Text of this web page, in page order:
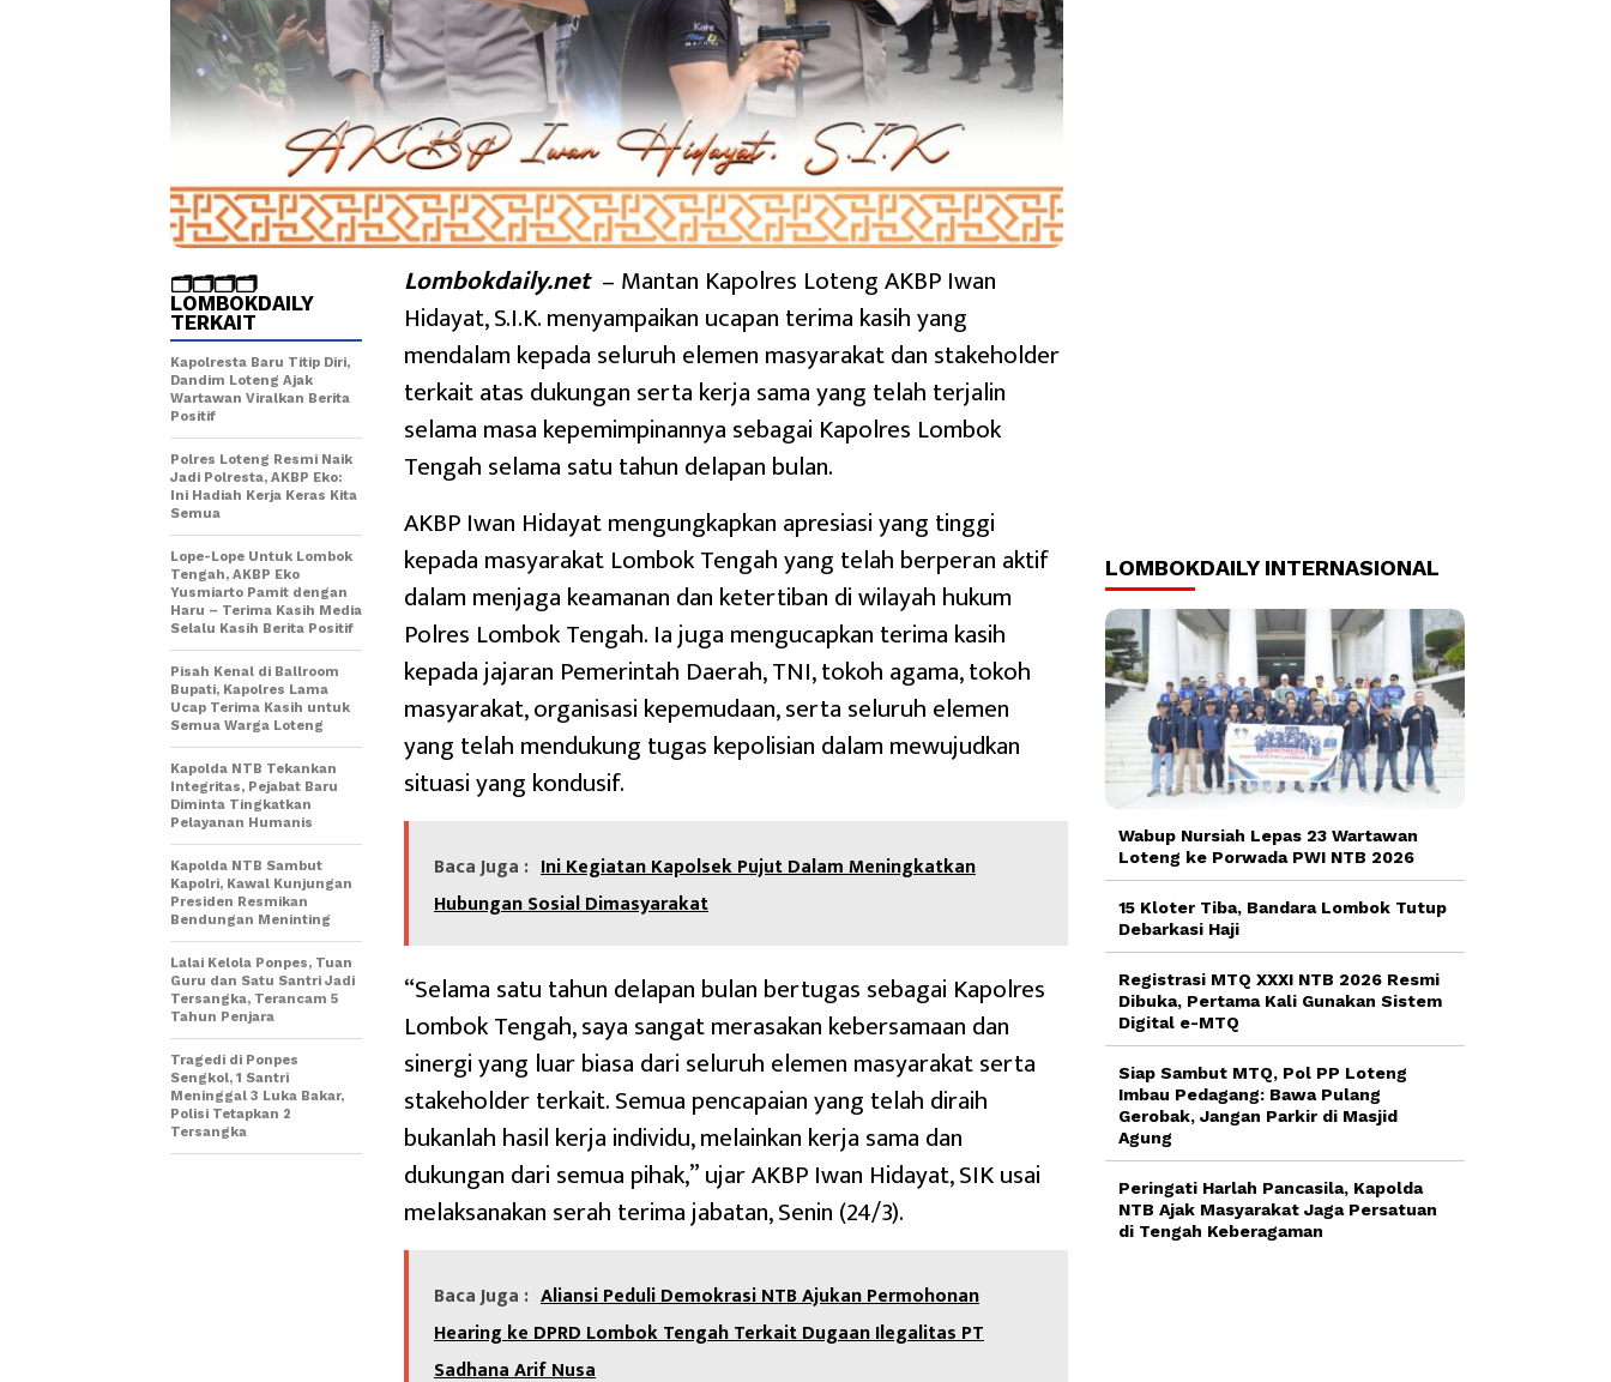
Lombokdaily.net– Mantan Kapolres Loteng AKBP Iwan
Hidayat, S.I.K. menyampaikan ucapan terima kasih yang
mendalam kepada seluruh elemen masyarakat dan stakeholder
terkait atas dukungan serta kerja sama yang telah terjalin
selama masa kepemimpinannya sebagai Kapolres Lombok
Tengah selama satu tahun delapan bulan.
AKBP Iwan Hidayat mengungkapkan apresiasi yang tinggi
kepada masyarakat Lombok Tengah yang telah berperan aktif
dalam menjaga keamanan dan ketertiban di wilayah hukum
Polres Lombok Tengah. Ia juga mengucapkan terima kasih
kepada jajaran Pemerintah Daerah, TNI, tokoh agama, tokoh
masyarakat, organisasi kepemudaan, serta seluruh elemen
yang telah mendukung tugas kepolisian dalam mewujudkan
situasi yang kondusif.
Baca Juga : Ini Kegiatan Kapolsek Pujut Dalam Meningkatkan
Hubungan Sosial Dimasyarakat
“Selama satu tahun delapan bulan bertugas sebagai Kapolres
Lombok Tengah, saya sangat merasakan kebersamaan dan
sinergi yang luar biasa dari seluruh elemen masyarakat serta
stakeholder terkait. Semua pencapaian yang telah diraih
bukanlah hasil kerja individu, melainkan kerja sama dan
dukungan dari semua pihak,” ujar AKBP Iwan Hidayat, SIK usai
melaksanakan serah terima jabatan, Senin (24/3).
Baca Juga : Aliansi Peduli Demokrasi NTB Ajukan Permohonan
Hearing ke DPRD Lombok Tengah Terkait Dugaan Ilegalitas PT
Sadhana Arif Nusa
🗂️🗂️🗂️🗂️
LOMBOKDAILY
TERKAIT
Kapolresta Baru Titip Diri,
Dandim Loteng Ajak
Wartawan Viralkan Berita
Positif
Polres Loteng Resmi Naik
Jadi Polresta, AKBP Eko:
Ini Hadiah Kerja Keras Kita
Semua
Lope-Lope Untuk Lombok
Tengah, AKBP Eko
Yusmiarto Pamit dengan
Haru – Terima Kasih Media
Selalu Kasih Berita Positif
Pisah Kenal di Ballroom
Bupati, Kapolres Lama
Ucap Terima Kasih untuk
Semua Warga Loteng
Kapolda NTB Tekankan
Integritas, Pejabat Baru
Diminta Tingkatkan
Pelayanan Humanis
Kapolda NTB Sambut
Kapolri, Kawal Kunjungan
Presiden Resmikan
Bendungan Meninting
Lalai Kelola Ponpes, Tuan
Guru dan Satu Santri Jadi
Tersangka, Terancam 5
Tahun Penjara
Tragedi di Ponpes
Sengkol, 1 Santri
Meninggal 3 Luka Bakar,
Polisi Tetapkan 2
Tersangka
LOMBOKDAILY INTERNASIONAL
Wabup Nursiah Lepas 23 Wartawan
Loteng ke Porwada PWI NTB 2026
15 Kloter Tiba, Bandara Lombok Tutup
Debarkasi Haji
Registrasi MTQ XXXI NTB 2026 Resmi
Dibuka, Pertama Kali Gunakan Sistem
Digital e-MTQ
Siap Sambut MTQ, Pol PP Loteng
Imbau Pedagang: Bawa Pulang
Gerobak, Jangan Parkir di Masjid
Agung
Peringati Harlah Pancasila, Kapolda
NTB Ajak Masyarakat Jaga Persatuan
di Tengah Keberagaman